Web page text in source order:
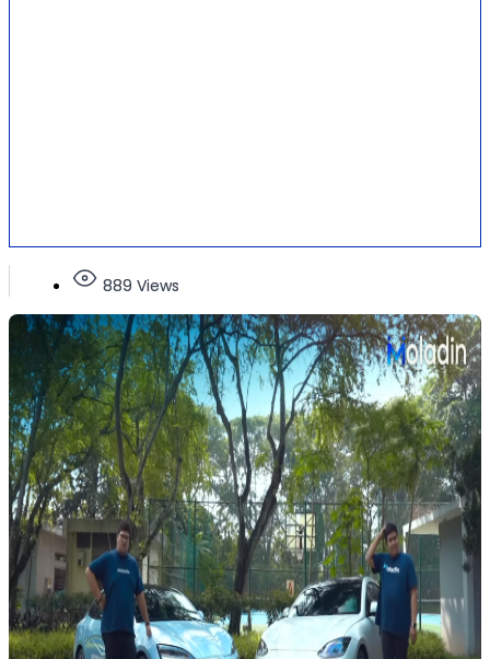
889 Views